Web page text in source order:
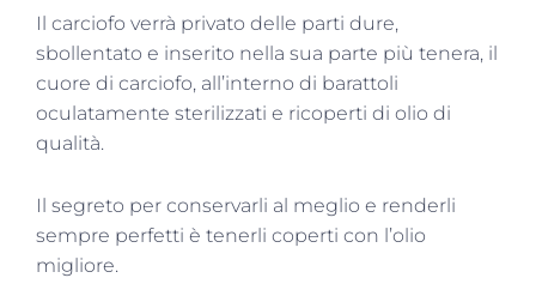
Il carciofo verrà privato delle parti dure,
sbollentato e inserito nella sua parte più tenera, il
cuore di carciofo, all’interno di barattoli
oculatamente sterilizzati e ricoperti di olio di
qualità.
Il segreto per conservarli al meglio e renderli
sempre perfetti è tenerli coperti con l’olio
migliore.